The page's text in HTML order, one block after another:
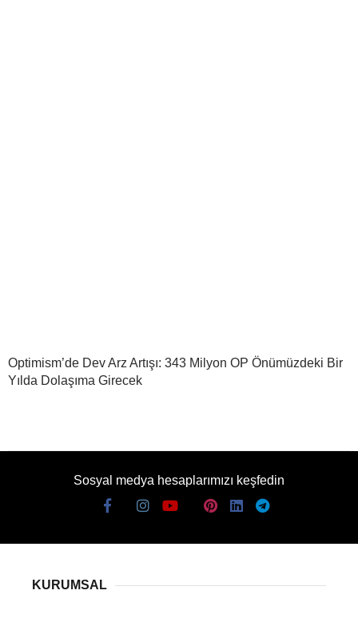
Optimism’de Dev Arz Artışı: 343 Milyon OP Önümüzdeki Bir
Yılda Dolaşıma Girecek
Sosyal medya hesaplarımızı keşfedin
KURUMSAL